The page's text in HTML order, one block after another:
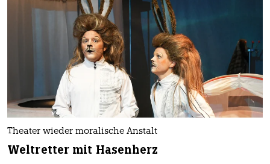
Theater wieder moralische Anstalt
Weltretter mit Hasenherz